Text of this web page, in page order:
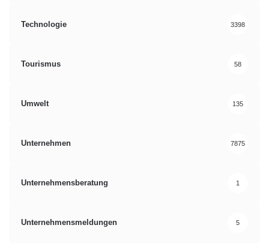
Technologie 3398
Tourismus 58
Umwelt 135
Unternehmen 7875
Unternehmensberatung 1
Unternehmensmeldungen 5